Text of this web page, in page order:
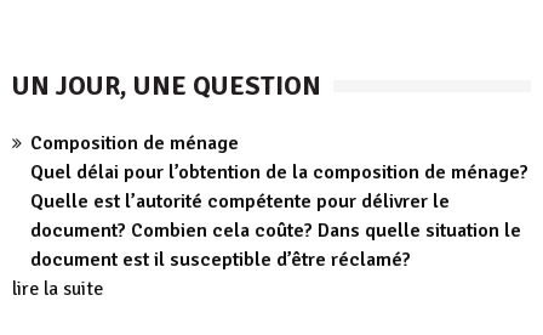
UN JOUR, UNE QUESTION
Composition de ménage
Quel délai pour l’obtention de la composition de ménage?
Quelle est l’autorité compétente pour délivrer le
document? Combien cela coûte? Dans quelle situation le
document est il susceptible d’être réclamé?
lire la suite